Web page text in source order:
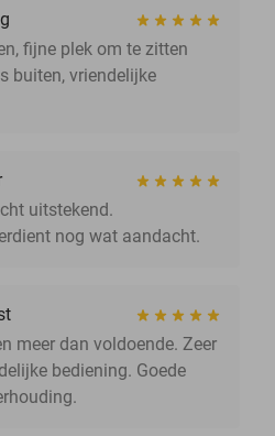
fijne plek om te zitten
buiten, vriendelijke
uitstekend.
nog wat aandacht.
meer dan voldoende. Zeer
bediening. Goede